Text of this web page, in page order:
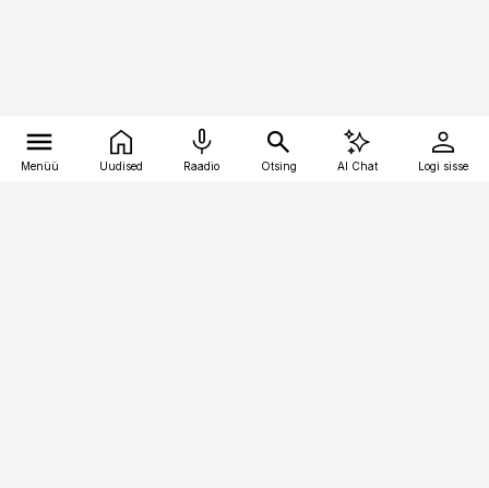
Menüü Uudised Raadio Otsing AI Chat Logi sisse